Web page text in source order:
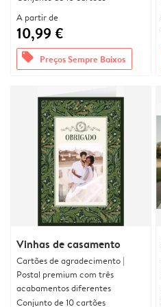
A partir de
10,99 €
offers Preços Sempre Baixos
Vinhas de casamento
Cartões de agradecimento |
Postal premium com três
acabamentos diferentes
Conjunto de 10 cartões